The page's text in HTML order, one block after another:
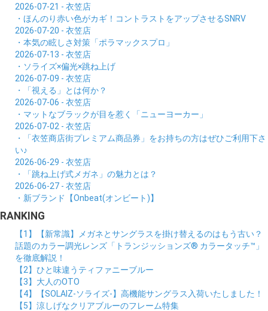
2026-07-21 - 衣笠店
・ほんのり赤い色がカギ！コントラストをアップさせるSNRV
2026-07-20 - 衣笠店
・本気の眩しさ対策「ポラマックスプロ」
2026-07-13 - 衣笠店
・ソライズ×偏光×跳ね上げ
2026-07-09 - 衣笠店
・「視える」とは何か？
2026-07-06 - 衣笠店
・マットなブラックが目を惹く「ニューヨーカー」
2026-07-02 - 衣笠店
・「衣笠商店街プレミアム商品券」をお持ちの方はぜひご利用下さ
い♪
2026-06-29 - 衣笠店
・「跳ね上げ式メガネ」の魅力とは？
2026-06-27 - 衣笠店
・新ブランド【Onbeat(オンビート)】
RANKING
【1】【新常識】メガネとサングラスを掛け替えるのはもう古い？
話題のカラー調光レンズ「トランジッションズ® カラータッチ™」
を徹底解説！
【2】ひと味違うティファニーブルー
【3】大人のOTO
【4】【SOLAIZ-ソライズ-】高機能サングラス入荷いたしました！
【5】涼しげなクリアブルーのフレーム特集